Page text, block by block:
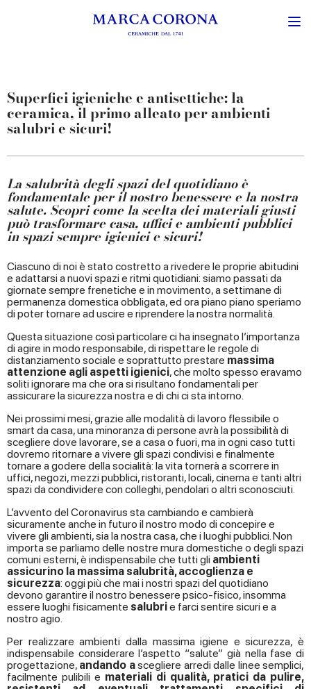
Superfici igieniche e antisettiche: la
ceramica, il primo alleato per ambienti
salubri e sicuri!
La salubrità degli spazi del quotidiano è
fondamentale per il nostro benessere e la nostra
salute. Scopri come la scelta dei materiali giusti
può trasformare casa, uffici e ambienti pubblici
in spazi sempre igienici e sicuri!
Ciascuno di noi è stato costretto a rivedere le proprie abitudini
e adattarsi a nuovi spazi e ritmi quotidiani: siamo passati da
giornate sempre frenetiche e in movimento, a settimane di
permanenza domestica obbligata, ed ora piano piano speriamo
di poter tornare ad uscire e riprendere la nostra normalità.
Questa situazione così particolare ci ha insegnato l’importanza
di agire in modo responsabile, di rispettare le regole di
distanziamento sociale e soprattutto prestare massima
attenzione agli aspetti igienici, che molto spesso eravamo
soliti ignorare ma che ora si risultano fondamentali per
assicurare la sicurezza nostra e di chi ci sta intorno.
Nei prossimi mesi, grazie alle modalità di lavoro flessibile o
smart da casa, una minoranza di persone avrà la possibilità di
scegliere dove lavorare, se a casa o fuori, ma in ogni caso tutti
dovremo ritornare a vivere gli spazi condivisi e finalmente
tornare a godere della socialità: la vita tornerà a scorrere in
uffici, negozi, mezzi pubblici, ristoranti, locali, cinema e tanti altri
spazi da condividere con colleghi, pendolari o altri sconosciuti.
L’avvento del Coronavirus sta cambiando e cambierà
sicuramente anche in futuro il nostro modo di concepire e
vivere gli ambienti, sia la nostra casa, che i luoghi pubblici. Non
importa se parliamo delle nostre mura domestiche o degli spazi
comuni esterni, è indispensabile che tutti gli ambienti
assicurino la massima salubrità, accoglienza e
sicurezza: oggi più che mai i nostri spazi del quotidiano
devono garantire il nostro benessere psico-fisico, insomma
essere luoghi fisicamente salubrie farci sentire sicuri e a
nostro agio.
Per realizzare ambienti dalla massima igiene e sicurezza, è
indispensabile considerare l’aspetto “salute” già nella fase di
progettazione, andando ascegliere arredi dalle linee semplici,
facilmente pulibili e materiali di qualità, pratici da pulire,